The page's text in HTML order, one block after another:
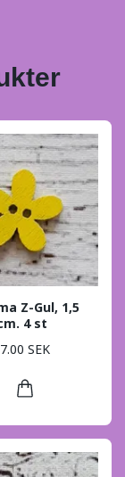
Z-Gul, 1,5
4 st
SEK